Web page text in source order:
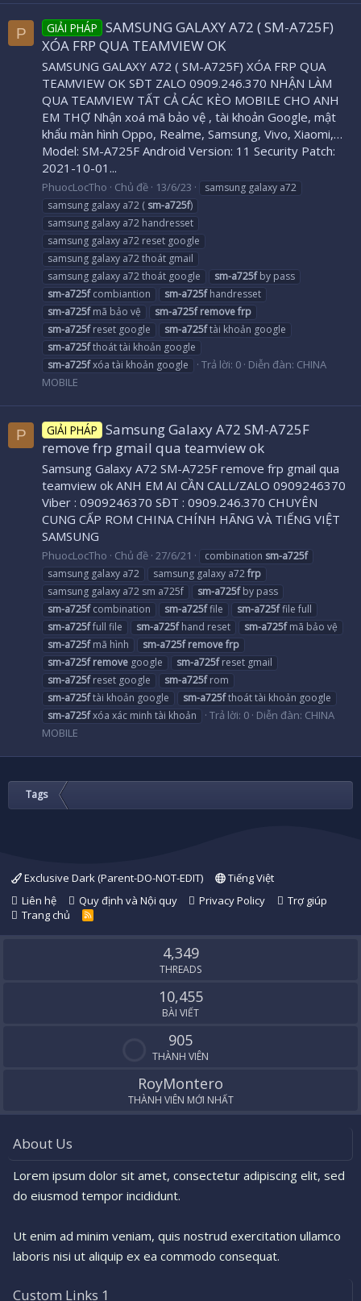
P GIẢI PHÁP SAMSUNG GALAXY A72 ( SM-A725F)
XÓA FRP QUA TEAMVIEW OK
SAMSUNG GALAXY A72 ( SM-A725F) XÓA FRP QUA
TEAMVIEW OK SĐT ZALO 0909.246.370 NHẬN LÀM
QUA TEAMVIEW TẤT CẢ CÁC KÈO MOBILE CHO ANH
EM THỢ Nhận xoá mã bảo vệ , tài khoản Google, mật
khẩu màn hình Oppo, Realme, Samsung, Vivo, Xiaomi,…
Model: SM-A725F Android Version: 11 Security Patch:
2021-10-01...
PhuocLocTho Chủ đề 13/6/23
samsung galaxy a72
samsung galaxy a72 ( sm-a725f)
samsung galaxy a72 handresset
samsung galaxy a72 reset google
samsung galaxy a72 thoát gmail
samsung galaxy a72 thoát google
sm-a725fby pass
sm-a725fcombiantion sm-a725fhandresset
sm-a725fmã bảo vệ sm-a725f removefrp
sm-a725freset google sm-a725ftài khoản google
sm-a725fthoát tài khoản google
sm-a725fxóa tài khoản google Trả lời: 0 Diễn đàn: CHINA
MOBILE
P GIẢI PHÁP Samsung Galaxy A72 SM-A725F
remove frp gmail qua teamview ok
Samsung Galaxy A72 SM-A725F remove frp gmail qua
teamview ok ANH EM AI CẦN CALL/ZALO 0909246370
Viber : 0909246370 SĐT : 0909.246.370 CHUYÊN
CUNG CẤP ROM CHINA CHÍNH HÃNG VÀ TIẾNG VIỆT
SAMSUNG
PhuocLocTho Chủ đề 27/6/21 combination sm-a725f
samsung galaxy a72
samsung galaxy a72frp
samsung galaxy a72 sm a725f
sm-a725fby pass
sm-a725fcombination sm-a725ffile sm-a725ffile full
sm-a725ffull file sm-a725fhand reset sm-a725fmã bảo vệ
sm-a725fmã hình sm-a725f removefrp
sm-a725f remove google sm-a725freset gmail
sm-a725freset google sm-a725from
sm-a725ftài khoản google sm-a725fthoát tài khoản google
sm-a725fxóa xác minh tài khoản Trả lời: 0 Diễn đàn: CHINA
MOBILE
Tags
Exclusive Dark (Parent-DO-NOT-EDIT)
Tiếng Việt
Liên hệ
Quy định và Nội quy Privacy Policy
Trợ giúp
Trang chủ
R
S
4,349
THREADS
10,455
BÀI VIẾT
905
THÀNH VIÊN
RoyMontero
THÀNH VIÊN MỚI NHẤT
About Us
Lorem ipsum dolor sit amet, consectetur adipiscing elit, sed
do eiusmod tempor incididunt.
Ut enim ad minim veniam, quis nostrud exercitation ullamco
laboris nisi ut aliquip ex ea commodo consequat.
Custom Links 1